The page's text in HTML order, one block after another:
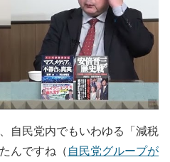
自民党内でもいわゆる「減税
んですね（自民党グループが